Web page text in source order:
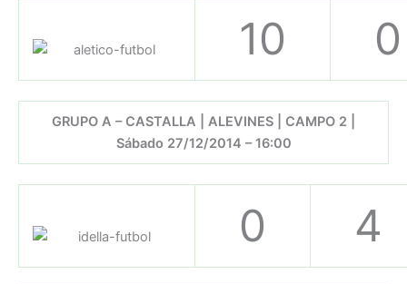
10 0
GRUPO A – CASTALLA | ALEVINES | CAMPO 2 |
Sábado 27/12/2014 – 16:00
0 4